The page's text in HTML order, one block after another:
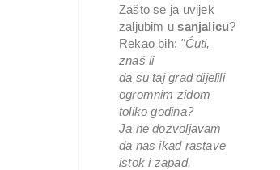
Zašto se ja uvijek
zaljubim u sanjalicu?
Rekao bih: "Ćuti,
znaš li
da su taj grad dijelili
ogromnim zidom
toliko godina?
Ja ne dozvoljavam
da nas ikad rastave
istok i zapad,